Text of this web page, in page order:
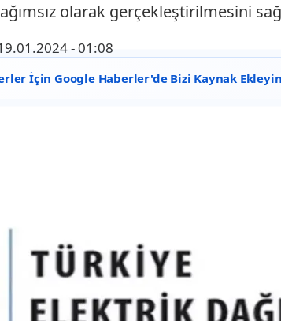
olarak gerçekleştirilmesini
- 01:08
İçin Google Haberler'de Bizi Kaynak